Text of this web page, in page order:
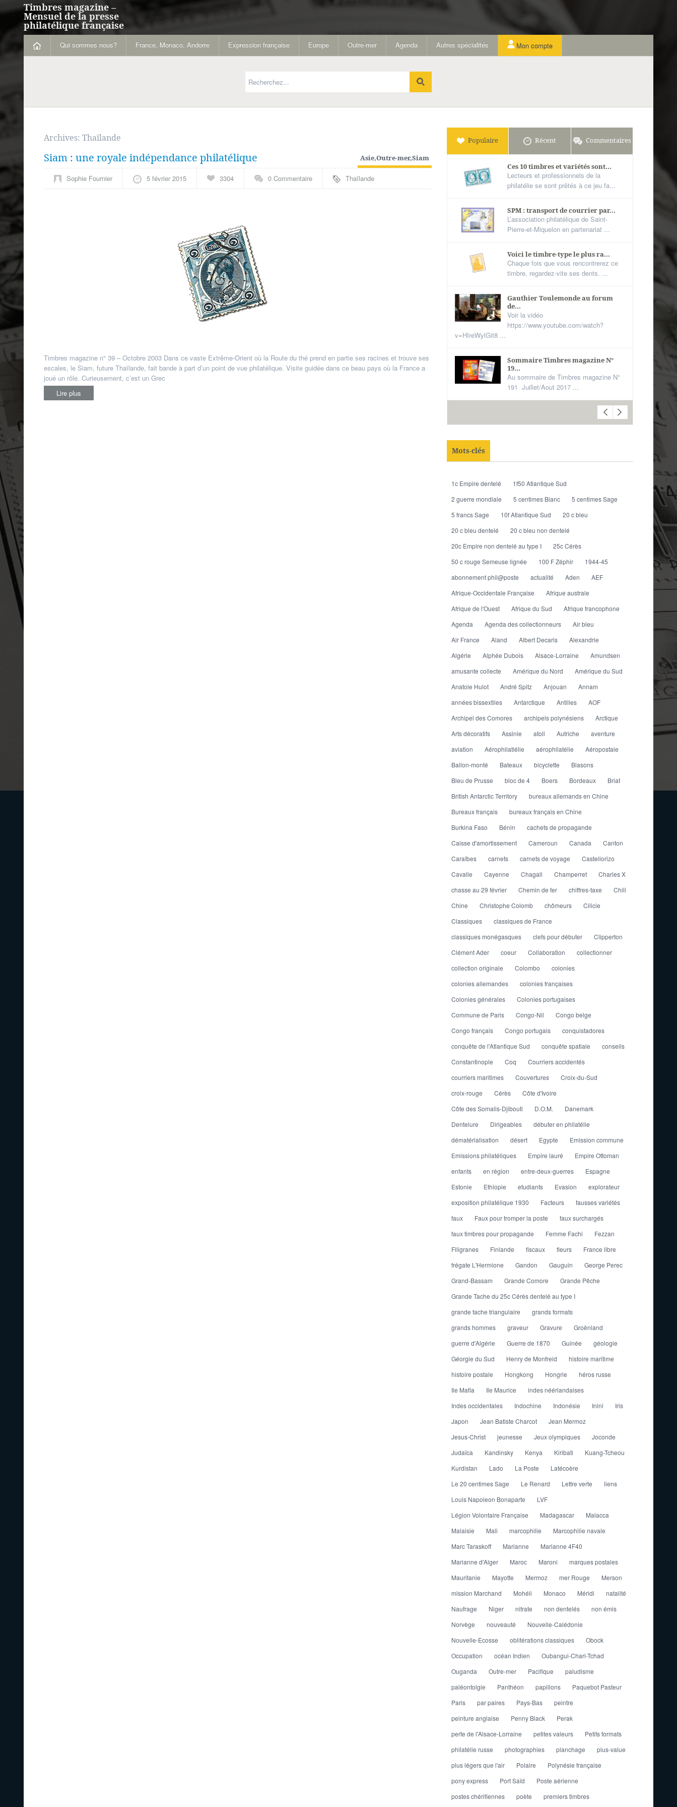
Timbres magazine –
Mensuel de la presse
philatélique française
Qui sommes nous? France, Monaco, Andorre Expression française Europe Outre-mer Agenda Autres spécialités Mon compte
Archives: Thaïlande
Siam : une royale indépendance philatélique Asie,Outre-mer,Siam
Sophie Fournier 5 février 2015 3304 0 Commentaire Thaïlande
Timbres magazine n° 39 – Octobre 2003 Dans ce vaste Extrême-Orient où la Route du thé prend en partie ses racines et trouve ses
escales, le Siam, future Thaïlande, fait bande à part d’un point de vue philatélique. Visite guidée dans ce beau pays où la France a
joué un rôle. Curieusement, c’est un Grec
Lire plus
Populaire Récent Commentaires
Ces 10 timbres et variétés sont...
Lecteurs et professionnels de la
philatélie se sont prêtés à ce jeu fa...
SPM : transport de courrier par...
L’association philatélique de Saint-
Pierre-et-Miquelon en partenariat ...
Voici le timbre-type le plus ra...
Chaque fois que vous rencontrerez ce
timbre, regardez-vite ses dents. ...
Gauthier Toulemonde au forum
de...
Voir la vidéo
https://www.youtube.com/watch?
v=HIreWylGit8 ...
Sommaire Timbres magazine N°
19...
Au sommaire de Timbres magazine N°
191 Juillet/Aout 2017 ...
Mots-clés
1c Empire dentelé
1f50 Atlantique Sud
2 guerre mondiale
5 centimes Blanc
5 centimes Sage
5 francs Sage
10f Atlantique Sud
20 c bleu
20 c bleu dentelé
20 c bleu non dentelé
20c Empire non dentelé au type I
25c Cérès
50 c rouge Semeuse lignée
100 F Zéphir
1944-45
abonnement phil@poste
actualité Aden
AEF
Afrique-Occidentale Française
Afrique australe
Afrique de l'Ouest
Afrique du Sud
Afrique francophone
Agenda
Agenda des collectionneurs
Air bleu
Air France
Aland Albert Decaris
Alexandrie
Algérie
Alphée Dubois Alsace-Lorraine
Amundsen
amusante collecte
Amérique du Nord
Amérique du Sud
Anatole Hulot
André Spitz Anjouan
Annam
années bissextiles
Antarctique Antilles
AOF
Archipel des Comores
archipels polynésiens
Arctique
Arts décoratifs
Assinie atoll Autriche
aventure
aviation
Aérophilatlélie aérophilatélie
Aéropostale
Ballon-monté
Bateaux bicyclette
Blasons
Bleu de Prusse
bloc de 4 Boers Bordeaux
Briat
British Antarctic Territory
bureaux allemands en Chine
Bureaux français
bureaux français en Chine
Burkina Faso
Bénin
cachets de propagande
Caisse d'amortissement
Cameroun Canada
Canton
Caraïbes
carnets carnets de voyage
Castellorizo
Cavalle
Cayenne Chagall Champerret
Charles X
chasse au 29 février
Chemin de fer chiffres-taxe
Chili
Chine
Christophe Colomb chômeurs
Cilicie
Classiques
classiques de France
classiques monégasques
clefs pour débuter
Clipperton
Clément Ader
coeur Collaboration
collectionner
collection originale
Colombo
colonies
colonies allemandes
colonies françaises
Colonies générales
Colonies portugaises
Commune de Paris
Congo-Nil
Congo belge
Congo français
Congo portugais
conquistadores
conquête de l'Atlantique Sud
conquête spatiale
conseils
Constantinople
Coq
Courriers accidentés
courriers maritimes
Couvertures
Croix-du-Sud
croix-rouge
Cérès
Côte d'Ivoire
Côte des Somalis-Djibouti
D.O.M.
Danemark
Dentelure
Dirigeables
débuter en philatélie
dématérialisation
désert Egypte
Emission commune
Emissions philatéliques
Empire lauré
Empire Ottoman
enfants
en région entre-deux-guerres
Espagne
Estonie
Ethiopie etudiants Evasion
explorateur
exposition philatélique 1930
Facteurs
fausses variétés
faux
Faux pour tromper la poste
faux surchargés
faux timbres pour propagande
Femme Fachi
Fezzan
Filigranes
Finlande fiscaux fleurs
France libre
frégate L'Hermione
Gandon Gauguin
George Perec
Grand-Bassam
Grande Comore
Grande Pêche
Grande Tache du 25c Cérès dentelé au type I
grande tache triangulaire
grands formats
grands hommes
graveur Gravure
Groënland
guerre d'Algérie
Guerre de 1870 Guinée
géologie
Géorgie du Sud
Henry de Monfreid
histoire maritime
histoire postale
Hongkong Hongrie
héros russe
Ile Mafia
Ile Maurice
indes néérlandaises
Indes occidentales
Indochine Indonésie Inini
Iris
Japon
Jean Batiste Charcot
Jean Mermoz
Jesus-Christ
jeunesse Jeux olympiques
Joconde
Judaïca
Kandinsky Kenya Kiribati
Kuang-Tcheou
Kurdistan
Lado La Poste
Latécoère
Le 20 centimes Sage
Le Renard Lettre verte
liens
Louis Napoleon Bonaparte
LVF
Légion Volontaire Française
Madagascar
Malacca
Malaisie
Mali marcophilie
Marcophilie navale
Marc Taraskoff
Marianne
Marianne 4F40
Marianne d'Alger
Maroc Maroni
marques postales
Mauritanie
Mayotte Mermoz mer Rouge
Merson
mission Marchand
Mohéli Monaco Méridi
natalité
Naufrage
Niger nitrate non dentelés
non émis
Norvège
nouveauté
Nouvelle-Calédonie
Nouvelle-Ecosse
oblitérations classiques
Obock
Occupation
océan Indien
Oubangui-Chari-Tchad
Ouganda
Outre-mer Pacifique
paludisme
paléontolgie
Panthéon papillons
Paquebot Pasteur
Paris
par paires Pays-Bas
peintre
peinture anglaise
Penny Black
Perak
perte de l'Alsace-Lorraine
petites valeurs
Petits formats
philatélie russe
photographies planchage
plus-value
plus légers que l'air
Polaire
Polynésie française
pony express
Port Saïd
Poste aérienne
postes chérifiennes
poète premiers timbres